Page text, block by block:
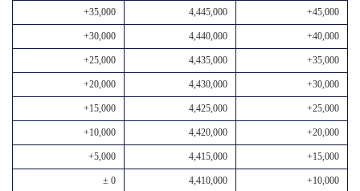
+35,000 4,445,000 +45,000
+30,000 4,440,000 +40,000
+25,000 4,435,000 +35,000
+20,000 4,430,000 +30,000
+15,000 4,425,000 +25,000
+10,000 4,420,000 +20,000
+5,000 4,415,000 +15,000
± 0 4,410,000 +10,000